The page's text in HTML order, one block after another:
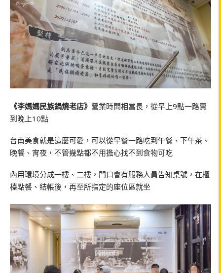
《李媽媽民族鍋燒老店》 營業時間相當長，從早上9點一路賣
到晚上10點
台南美食就是這麼可愛，可以從早餐一路吃到午餐、下午茶、
晚餐、宵夜，不管幾點都不用擔心找不到食物可吃
內用環境分成一樓、二樓，門口會有服務人員告知桌號，在櫃
檯點餐、結帳後，再至所指定的座位區就坐